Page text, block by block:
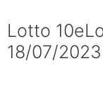
Lotto
18/07/2023